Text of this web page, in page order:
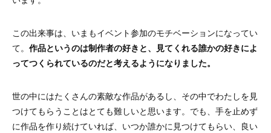
この出来事は、いまもイベント参加のモチベーションになってい
て。 作品というのは制作者の好きと、見てくれる誰かの好きによ
ってつくられているのだと考えるようになりました。
世の中にはたくさんの素敵な作品があるし、その中でわたしを見
つけてもらうことはとても難しいと思います。でも、手を止めず
に作品を作り続けていれば、いつか誰かに見つけてもらい、良い